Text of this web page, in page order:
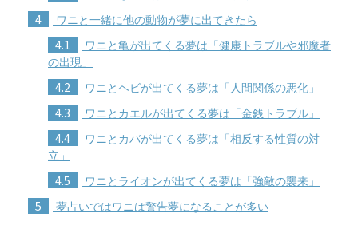
4 ワニと一緒に他の動物が夢に出てきたら
4.1
ワニと亀が出てくる夢は「健康トラブルや邪魔者
の出現」
4.2 ワニとヘビが出てくる夢は「人間関係の悪化」
4.3 ワニとカエルが出てくる夢は「金銭トラブル」
4.4
ワニとカバが出てくる夢は「相反する性質の対
立」
4.5 ワニとライオンが出てくる夢は「強敵の襲来」
5 夢占いではワニは警告夢になることが多い